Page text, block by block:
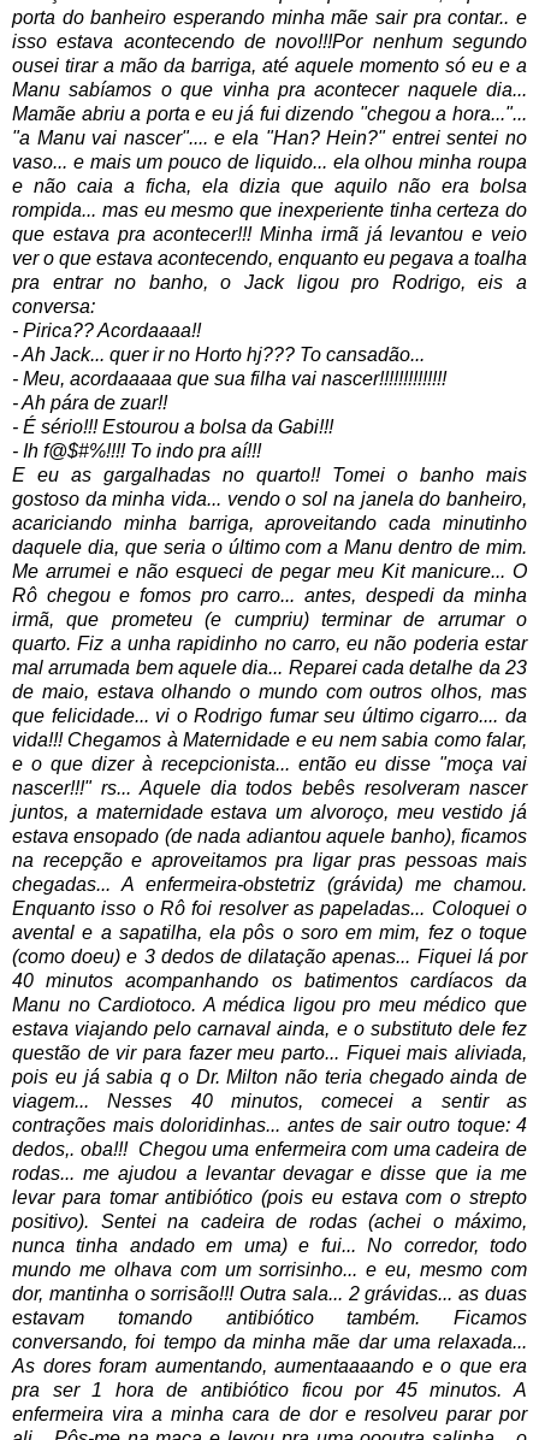
porta do banheiro esperando minha mãe sair pra contar.. e
isso estava acontecendo de novo!!!Por nenhum segundo
ousei tirar a mão da barriga, até aquele momento só eu e a
Manu sabíamos o que vinha pra acontecer naquele dia...
Mamãe abriu a porta e eu já fui dizendo "chegou a hora..."...
"a Manu vai nascer".... e ela "Han? Hein?" entrei sentei no
vaso... e mais um pouco de liquido... ela olhou minha roupa
e não caia a ficha, ela dizia que aquilo não era bolsa
rompida... mas eu mesmo que inexperiente tinha certeza do
que estava pra acontecer!!!Minha irmã já levantou e veio
ver o que estava acontecendo, enquanto eu pegava a toalha
pra entrar no banho, o Jack ligou pro Rodrigo, eis a
conversa:
- Pirica?? Acordaaaa!!
- Ah Jack... quer ir no Horto hj??? To cansadão...
- Meu, acordaaaaa que sua filha vai nascer!!!!!!!!!!!!!!
- Ah pára de zuar!!
- É sério!!! Estourou a bolsa da Gabi!!!
- Ih f@$#%!!!! To indo pra aí!!!
E eu as gargalhadas no quarto!! Tomei o banho mais
gostoso da minha vida... vendo o sol na janela do banheiro,
acariciando minha barriga, aproveitando cada minutinho
daquele dia, que seria o último com a Manu dentro de mim.
Me arrumei e não esqueci de pegar meu Kit manicure... O
Rô chegou e fomos pro carro... antes, despedi da minha
irmã, que prometeu (e cumpriu) terminar de arrumar o
quarto. Fiz a unha rapidinho no carro, eu não poderia estar
mal arrumada bem aquele dia... Reparei cada detalhe da 23
de maio, estava olhando o mundo com outros olhos, mas
que felicidade... vi o Rodrigo fumar seu último cigarro.... da
vida!!! Chegamos à Maternidade e eu nem sabia como falar,
e o que dizer à recepcionista... então eu disse "moça vai
nascer!!!" rs... Aquele dia todos bebês resolveram nascer
juntos, a maternidade estava um alvoroço, meu vestido já
estava ensopado (de nada adiantou aquele banho), ficamos
na recepção e aproveitamos pra ligar pras pessoas mais
chegadas... A enfermeira-obstetriz (grávida) me chamou.
Enquanto isso o Rô foi resolver as papeladas... Coloquei o
avental e a sapatilha, ela pôs o soro em mim, fez o toque
(como doeu) e 3 dedos de dilatação apenas... Fiquei lá por
40 minutos acompanhando os batimentos cardíacos da
Manu no Cardiotoco. A médica ligou pro meu médico que
estava viajando pelo carnaval ainda, e o substituto dele fez
questão de vir para fazer meu parto... Fiquei mais aliviada,
pois eu já sabia q o Dr. Milton não teria chegado ainda de
viagem... Nesses 40 minutos, comecei a sentir as
contrações mais doloridinhas... antes de sair outro toque: 4
dedos,. oba!!! Chegou uma enfermeira com uma cadeira de
rodas... me ajudou a levantar devagar e disse que ia me
levar para tomar antibiótico (pois eu estava com o strepto
positivo). Sentei na cadeira de rodas (achei o máximo,
nunca tinha andado em uma) e fui...No corredor, todo
mundo me olhava com um sorrisinho... e eu, mesmo com
dor, mantinha o sorrisão!!! Outra sala... 2 grávidas... as duas
estavam tomando antibiótico também. Ficamos
conversando, foi tempo da minha mãe dar uma relaxada...
As dores foram aumentando, aumentaaaando e o que era
pra ser 1 hora de antibiótico ficou por 45 minutos. A
enfermeira vira a minha cara de dor e resolveu parar por